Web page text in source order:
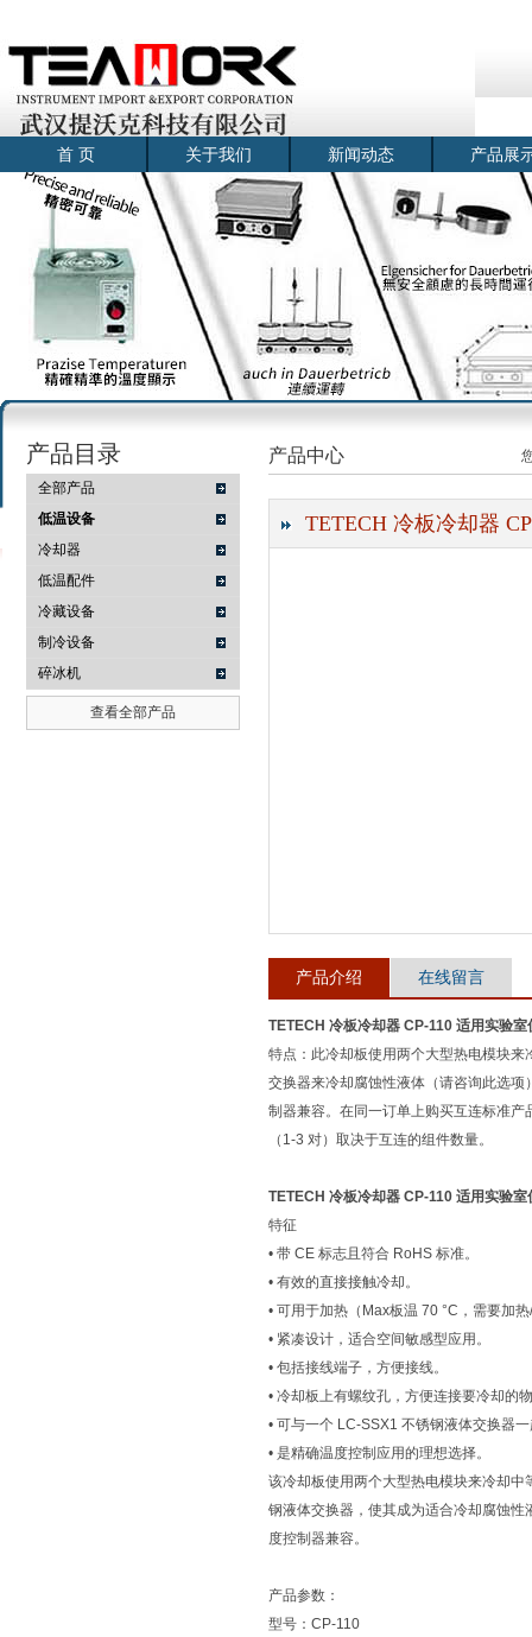
武汉提沃克科技有限公司
首 页 关于我们 新闻动态 产品展
产品目录
全部产品
低温设备
冷却器
低温配件
冷藏设备
制冷设备
碎冰机
查看全部产品
产品中心
TETECH 冷板冷却器
产品介绍 在线留言
TETECH 冷板冷却器 CP-110 适用实验室
特点：此冷却板使用两个大型热电模块
交换器来冷却腐蚀性液体（请咨询此选
制器兼容。在同一订单上购买互连标准
（1-3 对）取决于互连的组件数量。
TETECH 冷板冷却器 CP-110 适用实验室
特征
• 带 CE 标志且符合 RoHS 标准。
• 有效的直接接触冷却。
• 可用于加热（Max板温 70 °C，需要加
• 紧凑设计，适合空间敏感型应用。
• 包括接线端子，方便接线。
• 冷却板上有螺纹孔，方便连接要冷却的
• 可与一个 LC-SSX1 不锈钢液体交换器
• 是精确温度控制应用的理想选择。
该冷却板使用两个大型热电模块来冷却
钢液体交换器，使其成为适合冷却腐蚀
度控制器兼容。
产品参数：
型号：CP-110